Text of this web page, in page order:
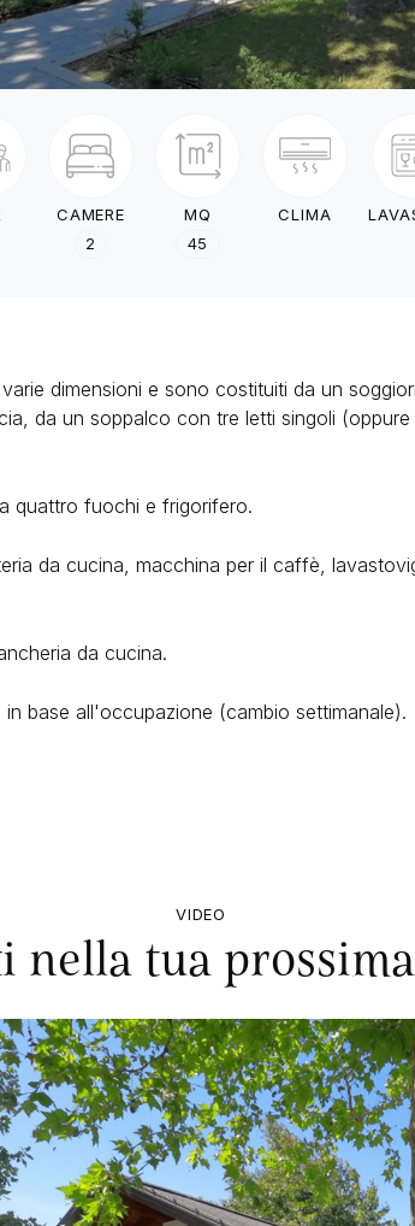
CAMERE
2
MQ
45
CLIMA
dimensioni e sono costituiti da un
da un soppalco con tre letti singoli
quattro fuochi e frigorifero.
da cucina, macchina per il caffè,
da cucina.
base all'occupazione (cambio settimanale).
VIDEO
nella tua